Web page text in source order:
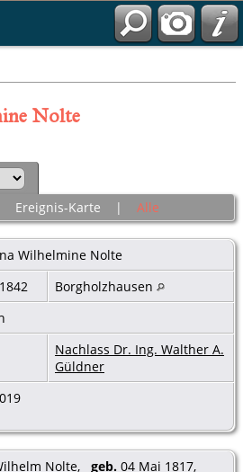
Nolte
Ereignis-Karte | Alle
Wilhelmine Nolte
Borgholzhausen
Nachlass Dr. Ing. Walther A.
Güldner
Nolte, geb. 04 Mai 1817,